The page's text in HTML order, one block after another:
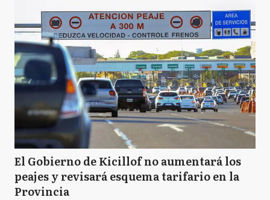
El Gobierno de Kicillof no aumentará los
peajes y revisará esquema tarifario en la
Provincia